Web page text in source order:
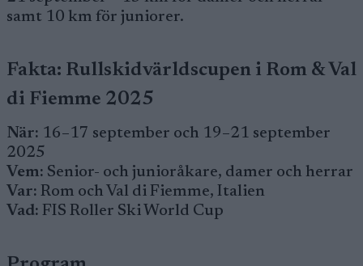
samt 10 km för juniorer.
Fakta: Rullskidvärldscupen i Rom & Val
di Fiemme 2025
När: 16–17 september och 19–21 september
2025
Vem: Senior- och junioråkare, damer och herrar
Var: Rom och Val di Fiemme, Italien
Vad: FIS Roller Ski World Cup